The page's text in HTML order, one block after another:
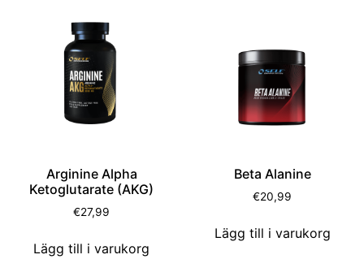
Arginine Alpha
Ketoglutarate (AKG)
€27,99
Lägg till i varukorg
Beta Alanine
€20,99
Lägg till i varukorg